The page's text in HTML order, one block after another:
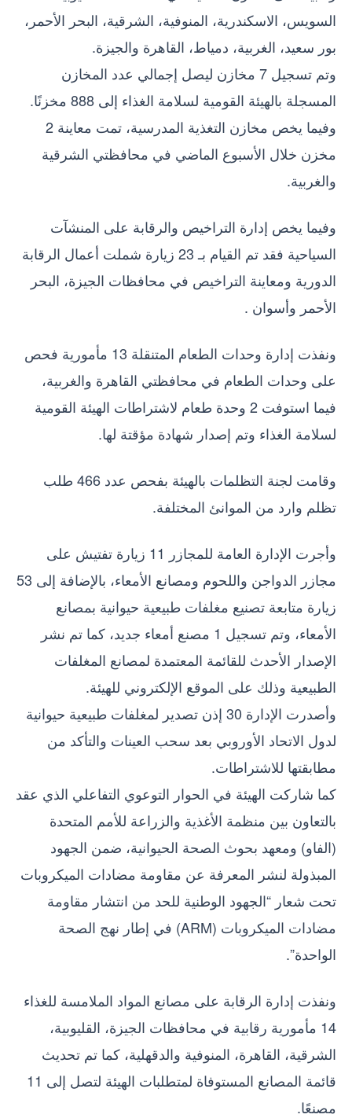
السويس، الاسكندرية، المنوفية، الشرقية، البحر الأحمر،
بور سعيد، الغربية، دمياط، القاهرة والجيزة.
وتم تسجيل 7 مخازن ليصل إجمالي عدد المخازن
المسجلة بالهيئة القومية لسلامة الغذاء إلى 888 مخزنًا.
وفيما يخص مخازن التغذية المدرسية، تمت معاينة 2
مخزن خلال الأسبوع الماضي في محافظتي الشرقية
والغربية.
وفيما يخص إدارة التراخيص والرقابة على المنشآت
السياحية فقد تم القيام بـ 23 زيارة شملت أعمال الرقابة
الدورية ومعاينة التراخيص في محافظات الجيزة، البحر
الأحمر وأسوان .
ونفذت إدارة وحدات الطعام المتنقلة 13 مأمورية فحص
على وحدات الطعام في محافظتي القاهرة والغربية،
فيما استوفت 2 وحدة طعام لاشتراطات الهيئة القومية
لسلامة الغذاء وتم إصدار شهادة مؤقتة لها.
وقامت لجنة التظلمات بالهيئة بفحص عدد 466 طلب
تظلم وارد من الموانئ المختلفة.
وأجرت الإدارة العامة للمجازر 11 زيارة تفتيش على
مجازر الدواجن واللحوم ومصانع الأمعاء، بالإضافة إلى 53
زيارة متابعة تصنيع مغلفات طبيعية حيوانية بمصانع
الأمعاء، وتم تسجيل 1 مصنع أمعاء جديد، كما تم نشر
الإصدار الأحدث للقائمة المعتمدة لمصانع المغلفات
الطبيعية وذلك على الموقع الإلكتروني للهيئة.
وأصدرت الإدارة 30 إذن تصدير لمغلفات طبيعية حيوانية
لدول الاتحاد الأوروبي بعد سحب العينات والتأكد من
مطابقتها للاشتراطات.
كما شاركت الهيئة في الحوار التوعوي التفاعلي الذي عقد
بالتعاون بين منظمة الأغذية والزراعة للأمم المتحدة
(الفاو) ومعهد بحوث الصحة الحيوانية، ضمن الجهود
المبذولة لنشر المعرفة عن مقاومة مضادات الميكروبات
تحت شعار “الجهود الوطنية للحد من انتشار مقاومة
مضادات الميكروبات (ARM) في إطار نهج الصحة
الواحدة”.
ونفذت إدارة الرقابة على مصانع المواد الملامسة للغذاء
14 مأمورية رقابية في محافظات الجيزة، القليوبية،
الشرقية، القاهرة، المنوفية والدقهلية، كما تم تحديث
قائمة المصانع المستوفاة لمتطلبات الهيئة لتصل إلى 11
مصنعًا.